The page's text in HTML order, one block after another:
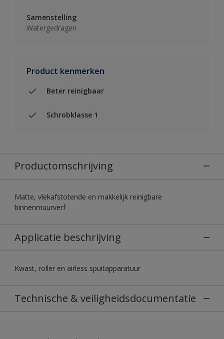
Samenstelling
Watergedragen
Product kenmerken
Beter reinigbaar
Schrobklasse 1
Productomschrijving
Matte, vlekafstotende en makkelijk reinigbare
binnenmuurverf
Applicatie beschrijving
Kwast, roller en airless spuitapparatuur
Technische & veiligheidsdocumentatie